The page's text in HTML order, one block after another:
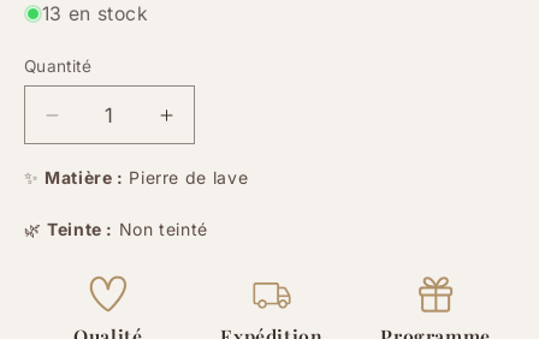
13 en stock
Quantité
Quantité
Réduire
la
quantité
Pierre
lave
noire
Augmenter
la
quantité
Pierre
✨ Matière : Pierre de lave
🌿Teinte : Non teinté